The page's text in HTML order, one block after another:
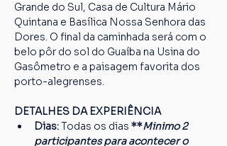
Grande do Sul, Casa de Cultura Mário
Quintana e Basílica Nossa Senhora das
Dores. O final da caminhada será com o
belo pôr do sol do Guaíba na Usina do
Gasômetro e a paisagem favorita dos
porto-alegrenses.
DETALHES DA EXPERIÊNCIA
Dias: Todas os dias **Minimo 2
participantes para acontecer o